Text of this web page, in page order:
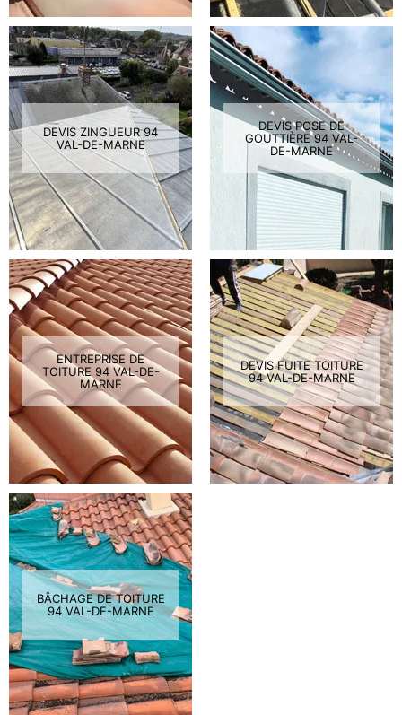
DEVIS ZINGUEUR 94
VAL-DE-MARNE
DEVIS POSE DE
GOUTTIÈRE 94 VAL-
DE-MARNE
ENTREPRISE DE
TOITURE 94 VAL-DE-
MARNE
DEVIS FUITE TOITURE
94 VAL-DE-MARNE
BÂCHAGE DE TOITURE
94 VAL-DE-MARNE